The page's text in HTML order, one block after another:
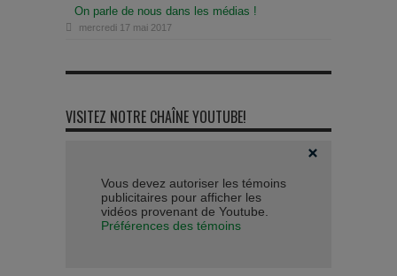
On parle de nous dans les médias !
mercredi 17 mai 2017
VISITEZ NOTRE CHAÎNE YOUTUBE!
Vous devez autoriser les témoins
publicitaires pour afficher les
vidéos provenant de Youtube.
Préférences des témoins